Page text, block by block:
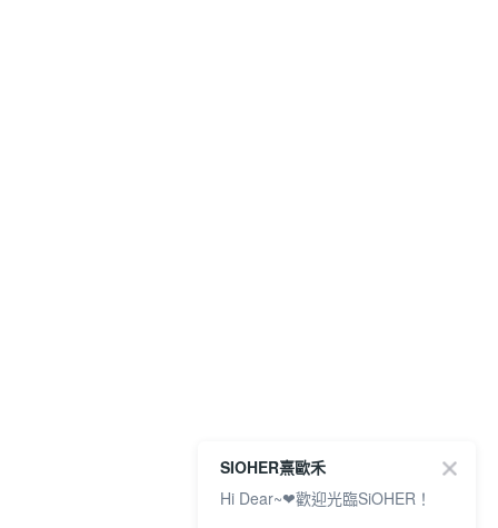
SIOHER熹歐禾
Hi Dear~❤歡迎光臨SiOHER！